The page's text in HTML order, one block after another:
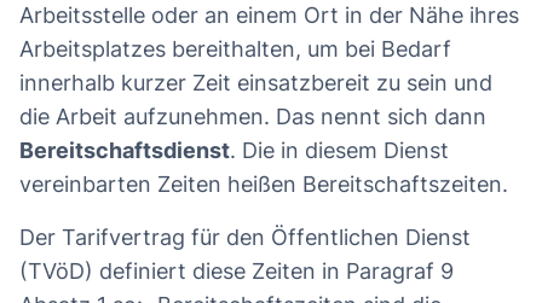
Arbeitsstelle oder an einem Ort in der Nähe ihres
Arbeitsplatzes bereithalten, um bei Bedarf
innerhalb kurzer Zeit einsatzbereit zu sein und
die Arbeit aufzunehmen. Das nennt sich dann
Bereitschaftsdienst. Die in diesem Dienst
vereinbarten Zeiten heißen Bereitschaftszeiten.
Der Tarifvertrag für den Öffentlichen Dienst
(TVöD) definiert diese Zeiten in Paragraf 9